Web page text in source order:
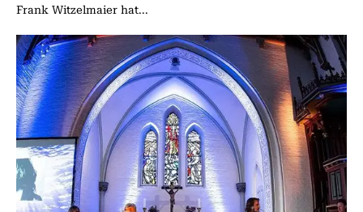
Frank Witzelmaier hat...